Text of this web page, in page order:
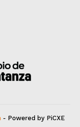
- Powered by PiCXE